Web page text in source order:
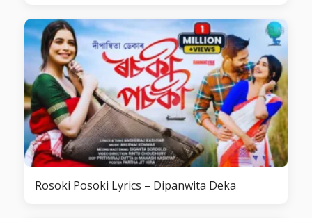
Rosoki Posoki Lyrics – Dipanwita Deka